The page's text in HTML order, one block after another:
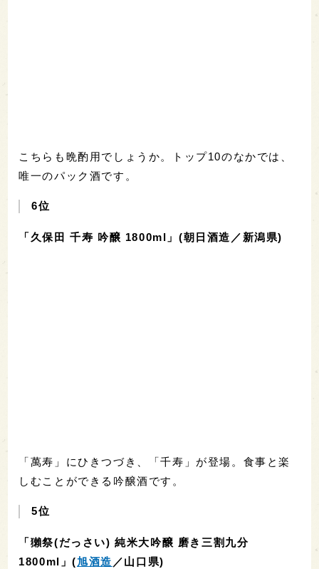
こちらも晩酌用でしょうか。トップ10のなかでは、
唯一のパック酒です。
6位
「久保田 千寿 吟醸 1800ml」(朝日酒造／新潟県)
「萬寿」にひきつづき、「千寿」が登場。食事と楽
しむことができる吟醸酒です。
5位
「獺祭(だっさい) 純米大吟醸 磨き三割九分
1800ml」(旭酒造 ／山口県)